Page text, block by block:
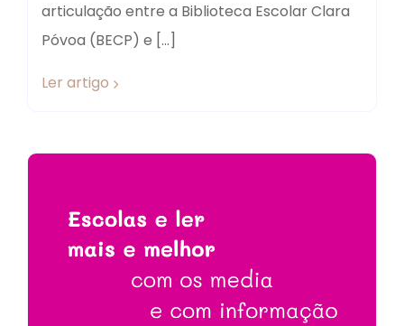
articulação entre a Biblioteca Escolar Clara
Póvoa (BECP) e […]
Ler artigo